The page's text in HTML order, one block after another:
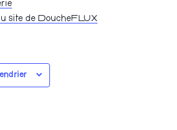
site de DoucheFLUX